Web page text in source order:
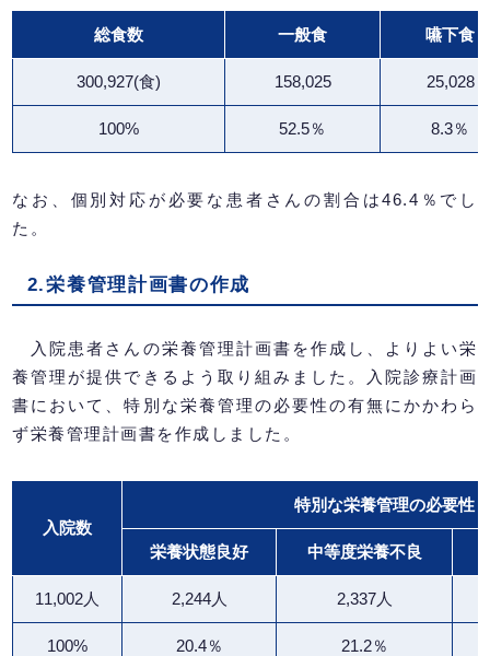
総食数 一般食 嚥下食
300,927(食) 158,025 25,028
100% 52.5％ 8.3％
なお、個別対応が必要な患者さんの割合は46.4％でし
た。
2.栄養管理計画書の作成
入院患者さんの栄養管理計画書を作成し、よりよい栄
養管理が提供できるよう取り組みました。入院診療計画
書において、特別な栄養管理の必要性の有無にかかわら
ず栄養管理計画書を作成しました。
入院数
特別な栄養管理の必要性
栄養状態良好 中等度栄養不良
11,002人 2,244人 2,337人
100% 20.4％ 21.2％